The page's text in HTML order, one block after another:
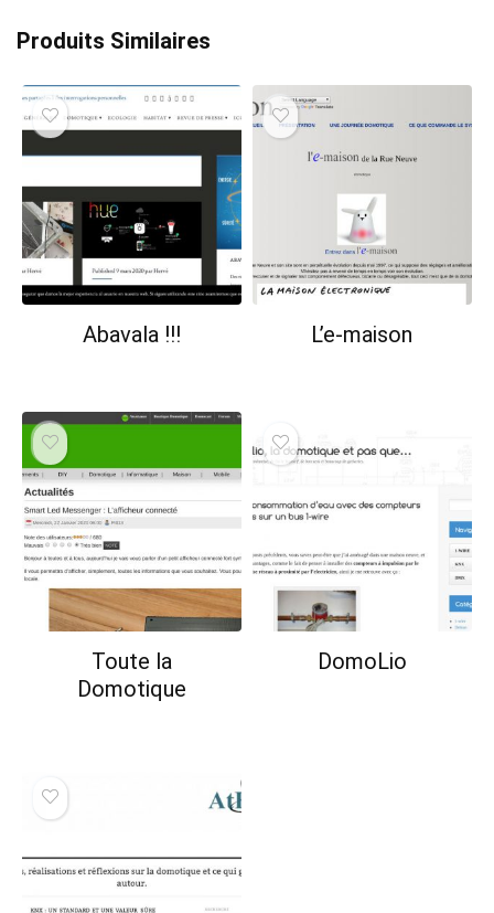
Produits Similaires
Abavala !!! L’e-maison
Toute la
Domotique
DomoLio